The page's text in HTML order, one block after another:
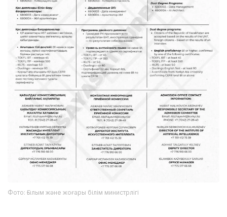
Фото: Ғылым және жоғары білім министрлігі